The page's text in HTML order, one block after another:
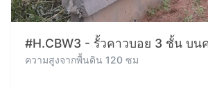
#H.CBW3 - รั้วคาวบอย 3 ชั้น บน
ความสูงจากพื้นดิน 120 ซม